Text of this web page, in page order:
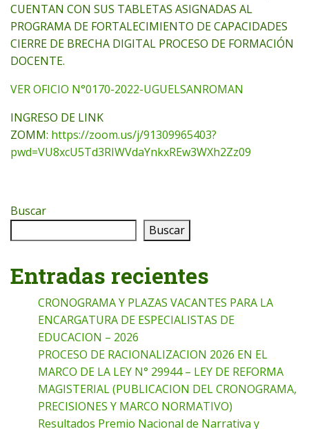
CUENTAN CON SUS TABLETAS ASIGNADAS AL
PROGRAMA DE FORTALECIMIENTO DE CAPACIDADES
CIERRE DE BRECHA DIGITAL PROCESO DE FORMACIÓN
DOCENTE.
VER OFICIO N°0170-2022-UGUELSANROMAN
INGRESO DE LINK
ZOMM: https://zoom.us/j/91309965403?
pwd=VU8xcU5Td3RIWVdaYnkxREw3WXh2Zz09
Buscar
Buscar
Entradas recientes
CRONOGRAMA Y PLAZAS VACANTES PARA LA
ENCARGATURA DE ESPECIALISTAS DE
EDUCACION – 2026
PROCESO DE RACIONALIZACION 2026 EN EL
MARCO DE LA LEY N° 29944 – LEY DE REFORMA
MAGISTERIAL (PUBLICACION DEL CRONOGRAMA,
PRECISIONES Y MARCO NORMATIVO)
Resultados Premio Nacional de Narrativa y